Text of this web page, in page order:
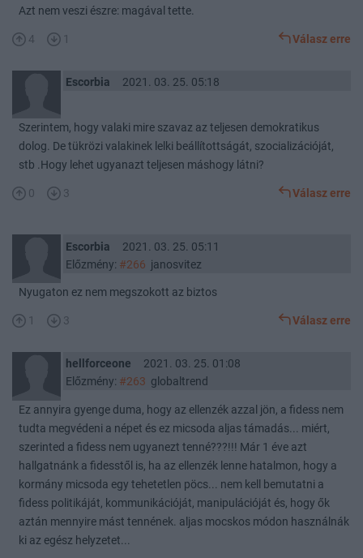
Azt nem veszi észre: magával tette.
4 1 Válasz erre
Escorbia 2021. 03. 25. 05:18
Szerintem, hogy valaki mire szavaz az teljesen demokratikus
dolog. De tükrözi valakinek lelki beállítottságát, szocializációját,
stb .Hogy lehet ugyanazt teljesen máshogy látni?
0 3 Válasz erre
Escorbia
2021. 03. 25. 05:11
Előzmény: #266 janosvitez
Nyugaton ez nem megszokott az biztos
1 3 Válasz erre
hellforceone
2021. 03. 25. 01:08
Előzmény: #263 globaltrend
Ez annyira gyenge duma, hogy az ellenzék azzal jön, a fidess nem
tudta megvédeni a népet és ez micsoda aljas támadás... miért,
szerinted a fidess nem ugyanezt tenné???!!! Már 1 éve azt
hallgatnánk a fidesstől is, ha az ellenzék lenne hatalmon, hogy a
kormány micsoda egy tehetetlen pöcs... nem kell bemutatni a
fidess politikáját, kommunikációját, manipulációját és, hogy ők
aztán mennyire mást tennének. aljas mocskos módon használnák
ki az egész helyzetet...